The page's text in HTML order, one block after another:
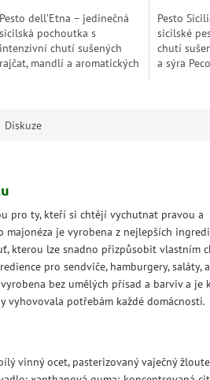
Pesto dell’Etna – jedinečná
sicilská pochoutka s
intenzivní chutí sušených
rajčat, mandlí a aromatických
Pesto
sicilské
chutí
a sýra
Diskuze
pro ty, kteří si chtějí vychutnat pravou a
majonéza je vyrobena z nejlepších
kterou lze snadno přizpůsobit vlastním
pro sendviče, hamburgery, saláty,
bez umělých přísad a barviv a je
vyhovovala potřebám každé domácnosti.
vinný ocet, pasterizovaný vaječný